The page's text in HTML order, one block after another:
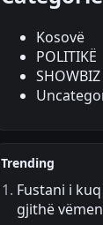
Kosovë
POLITIKË
SHOWBIZ
Trending
Fustani i
gjithë